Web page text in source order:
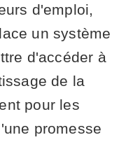
d'emploi,
un système
d'accéder à
de la
pour les
promesse